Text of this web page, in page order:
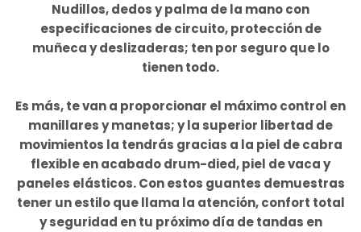
Nudillos, dedos y palma de la mano con
especificaciones de circuito, protección de
muñeca y deslizaderas; ten por seguro que lo
tienen todo.
Es más, te van a proporcionar el máximo control en
manillares y manetas; y la superior libertad de
movimientos la tendrás gracias a la piel de cabra
flexible en acabado drum-died, piel de vaca y
paneles elásticos. Con estos guantes demuestras
tener un estilo que llama la atención, confort total
y seguridad en tu próximo día de tandas en